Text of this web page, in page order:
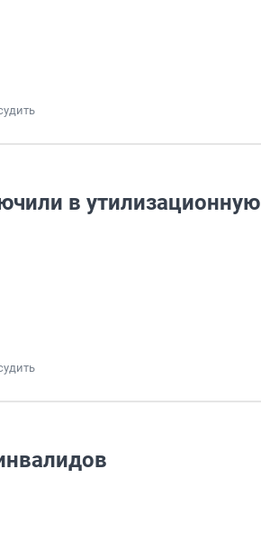
в утилизационную